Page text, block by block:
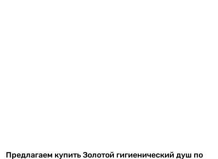
Предлагаем купить Золотой гигиенический душ по